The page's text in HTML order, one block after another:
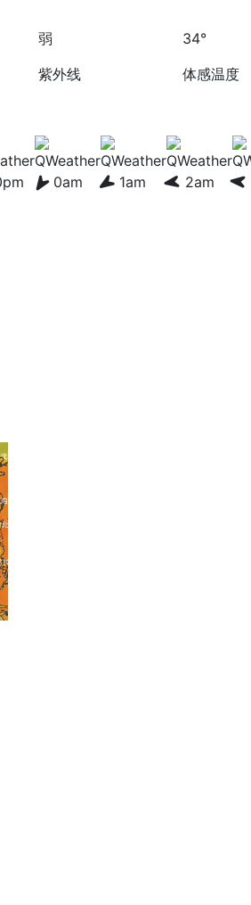
弱
紫外线
34°
体感温度
0am 1am 2am